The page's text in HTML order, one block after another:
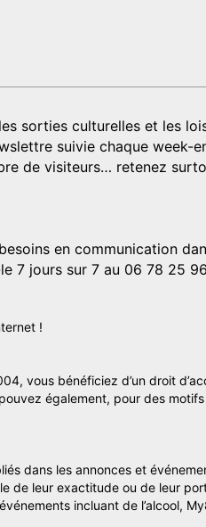
sorties culturelles et les
suivie chaque week-
de visiteurs… retenez
en communication
7 jours sur 7 au 06 78 25
!
vous bénéficiez d’un droit
également, pour des
dans les annonces et
de leur exactitude ou de leur
incluant de l’alcool,